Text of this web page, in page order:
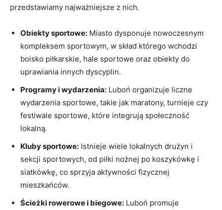
przedstawiamy najważniejsze z nich.
Obiekty sportowe: Miasto dysponuje nowoczesnym
kompleksem sportowym, w skład którego wchodzi
boisko piłkarskie, hale sportowe oraz obiekty do
uprawiania innych dyscyplin.
Programy i wydarzenia: Luboń organizuje liczne
wydarzenia sportowe, takie jak maratony, turnieje czy
festiwale sportowe, które integrują społeczność
lokalną.
Kluby sportowe: Istnieje wiele lokalnych drużyn i
sekcji sportowych, od piłki nożnej po koszykówkę i
siatkówkę, co sprzyja aktywności fizycznej
mieszkańców.
Ścieżki rowerowe i biegowe: Luboń promuje